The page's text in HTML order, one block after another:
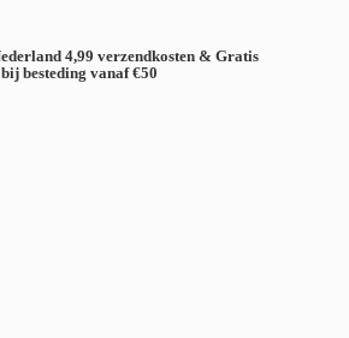
4,99 verzendkosten & Gratis
bij besteding vanaf €50